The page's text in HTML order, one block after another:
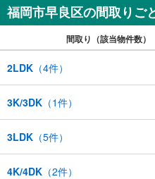
福岡市早良区の間取りご
間取り（該当物件数）
2LDK （4件）
3K/3DK （1件）
3LDK （5件）
4K/4DK （2件）